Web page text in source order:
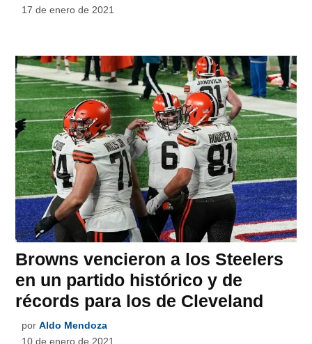
17 de enero de 2021
Browns vencieron a los Steelers
en un partido histórico y de
récords para los de Cleveland
por Aldo Mendoza
10 de enero de 2021